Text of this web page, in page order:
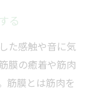
る
た感触や音に気
膜の癒着や筋肉
筋膜とは筋肉を